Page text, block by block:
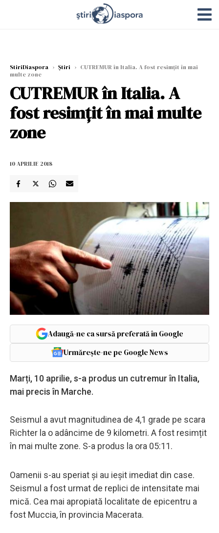
StiriDiaspora › Știri › CUTREMUR în Italia. A fost resimțit în mai
multe zone
CUTREMUR în Italia. A
fost resimțit în mai multe
zone
10 APRILIE 2018
Adaugă-ne ca sursă preferată în Google
Urmărește-ne pe Google News
Marți, 10 aprilie, s-a produs un cutremur în Italia,
mai precis în Marche.
Seismul a avut magnitudinea de 4,1 grade pe scara
Richter la o adâncime de 9 kilometri. A fost resimțit
în mai multe zone. S-a produs la ora 05:11.
Oamenii s-au speriat și au ieșit imediat din case.
Seismul a fost urmat de replici de intensitate mai
mică. Cea mai apropiată localitate de epicentru a
fost Muccia, în provincia Macerata.